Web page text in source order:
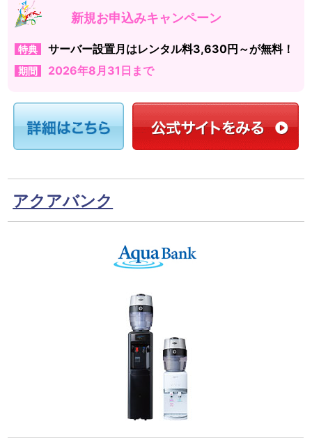
新規お申込みキャンペーン
特典 サーバー設置月はレンタル料3,630円～が無料！
期間 2026年8月31日まで
アクアバンク